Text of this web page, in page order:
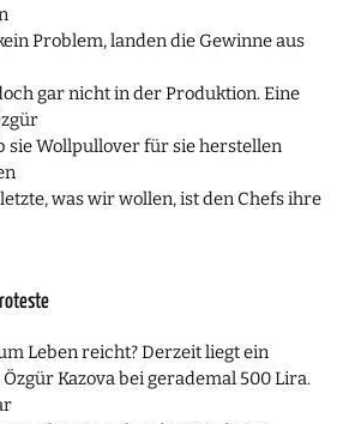
Problem, landen die Gewinne aus
gar nicht in der Produktion. Eine
sie Wollpullover für sie herstellen
was wir wollen, ist den Chefs ihre
Leben reicht? Derzeit liegt ein
Kazova bei gerademal 500 Lira.